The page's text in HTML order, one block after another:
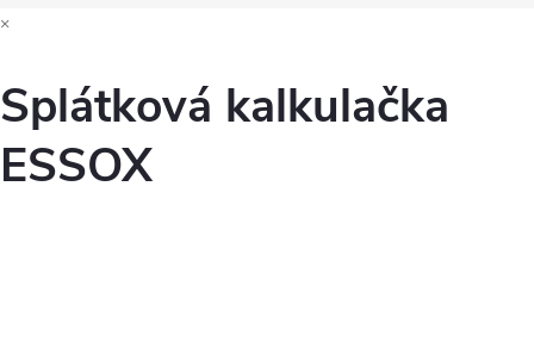
×
Splátková kalkulačka
ESSOX